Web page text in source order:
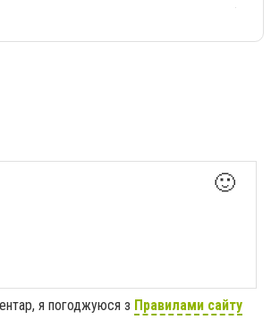
🙂
я погоджуюся з Правилами сайту